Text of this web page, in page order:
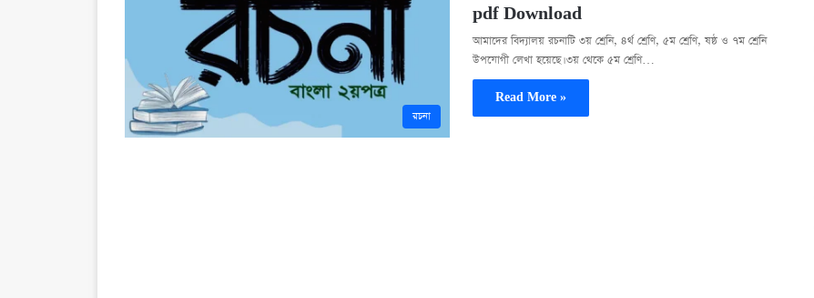
রচনা
pdf Download
আমাদের বিদ্যালয় রচনাটি ৩য় শ্রেনি, ৪র্থ শ্রেণি, ৫ম শ্রেণি, ষষ্ঠ ও ৭ম শ্রেনি
উপযোগী লেখা হয়েছে। ৩য় থেকে ৫ম শ্রেণি…
Read More »